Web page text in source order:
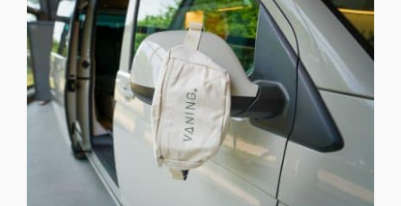
mehrere
Varianten
auf.
Die
Optionen
können
auf